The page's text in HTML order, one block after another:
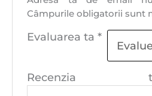
Câmpurile obligatorii sunt
Evaluarea ta*